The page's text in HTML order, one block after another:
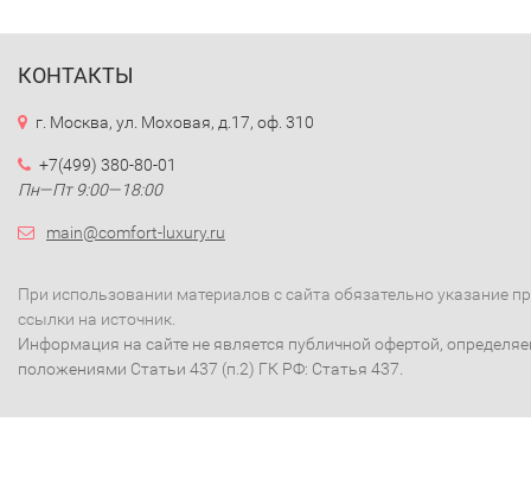
КОНТАКТЫ
г. Москва, ул. Моховая, д.17, оф. 310
+7(499) 380-80-01
Пн—Пт 9:00—18:00
main@comfort-luxury.ru
При использовании материалов с сайта обязательно указание
ссылки на источник.
Информация на сайте не является публичной офертой,
положениями Статьи 437 (п.2) ГК РФ: Статья 437.